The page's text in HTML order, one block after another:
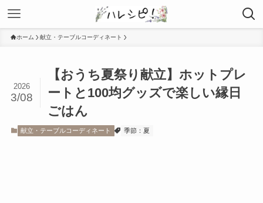
ホーム 献立・テーブルコーディネート
【おうち夏祭り献立】ホットプレ
ートと100均グッズで楽しい縁日
ごはん
2026
3/08
献立・テーブルコーディネート 季節：夏